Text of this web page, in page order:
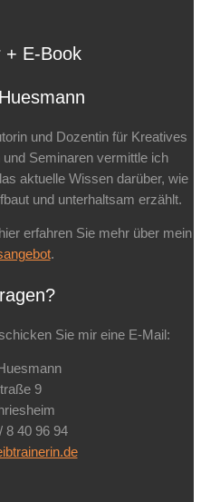
+ E-Book
und Dozentin für Kreatives
Seminaren vermittle ich
aktuelle Wissen darüber, wie
und unterhaltsam erzählt.
erfahren Sie mehr über mein
.
Sie mir eine E-Mail:
9
8 40 96 94